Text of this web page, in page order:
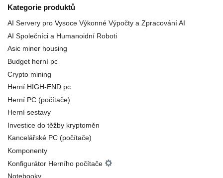
Kategorie produktů
AI Servery pro Vysoce Výkonné Výpočty a Zpracování AI
AI Společníci a Humanoidní Roboti
Asic miner housing
Budget herní pc
Crypto mining
Herní HIGH-END pc
Herní PC (počítače)
Herní sestavy
Investice do těžby kryptoměn
Kancelářské PC (počítače)
Komponenty
Konfigurátor Herního počítače
Notebooky